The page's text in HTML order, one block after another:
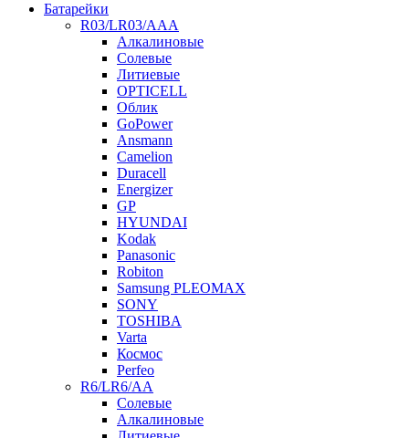
Батарейки
R03/LR03/AAA
Алкалиновые
Солевые
Литиевые
OPTICELL
Облик
GoPower
Ansmann
Camelion
Duracell
Energizer
GP
HYUNDAI
Kodak
Panasonic
Robiton
Samsung PLEOMAX
SONY
TOSHIBA
Varta
Космос
Perfeo
R6/LR6/AA
Солевые
Алкалиновые